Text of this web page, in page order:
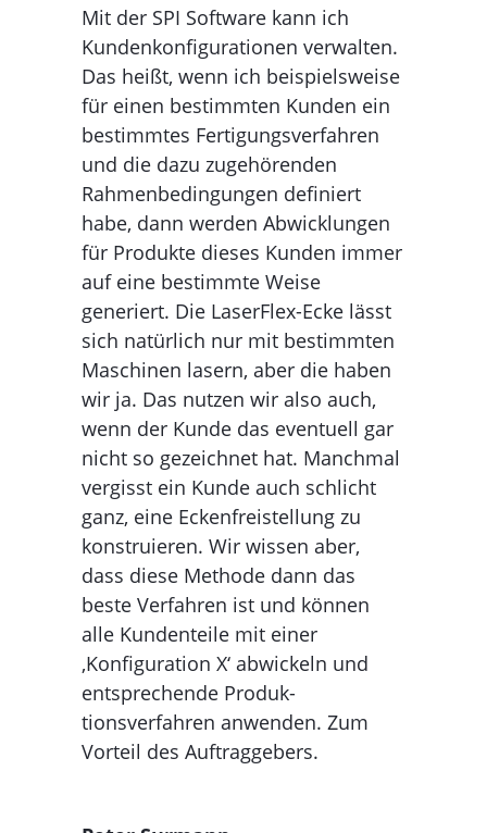
Mit der SPI Software kann ich
Kunden­kon­figu­ra­tionen verwalten.
Das heißt, wenn ich beispielsweise
für einen bestimmten Kunden ein
bestimmtes Fertigungs­verfahren
und die dazu zugehörenden
Rahmen­bedingungen definiert
habe, dann werden Abwicklungen
für Produkte dieses Kunden immer
auf eine bestim­mte Weise
generiert. Die LaserFlex-Ecke lässt
sich natürlich nur mit bestimmten
Maschi­nen lasern, aber die haben
wir ja. Das nutzen wir also auch,
wenn der Kunde das eventuell gar
nicht so gezeichnet hat. Manchmal
vergisst ein Kunde auch schlicht
ganz, eine Eckenfreistellung zu
konstruieren. Wir wissen aber,
dass diese Methode dann das
beste Verfahren ist und können
alle Kundenteile mit einer
‚Konfiguration X‘ abwickeln und
entsprechende Produk­
tionsverfahren anwenden. Zum
Vorteil des Auftraggebers.